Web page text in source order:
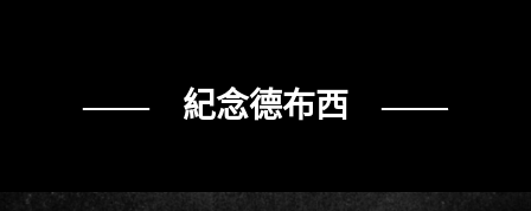
—— 紀念德布西 ——